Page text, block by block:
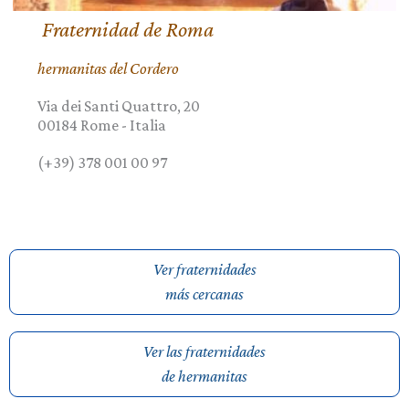
Fraternidad de Roma
hermanitas del Cordero
Via dei Santi Quattro, 20
00184 Rome - Italia
(+39) 378 001 00 97
Ver fraternidades
más cercanas
Ver las fraternidades
de hermanitas